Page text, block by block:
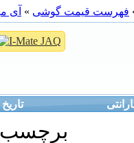
فهرست قیمت گوشی » آی
تاریخ
برچسب